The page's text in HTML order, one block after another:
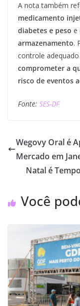
A nota também
medicamento
diabetes e peso e
armazenamento.
controle
comprometer a
risco de eventos
Fonte: SES-DF
Wegovy Oral é
Mercado em
Natal é
Você